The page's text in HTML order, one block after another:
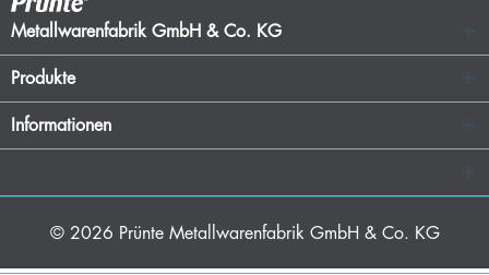
Metallwarenfabrik GmbH & Co. KG
Produkte
Informationen
© 2026 Prünte Metallwarenfabrik GmbH & Co. KG